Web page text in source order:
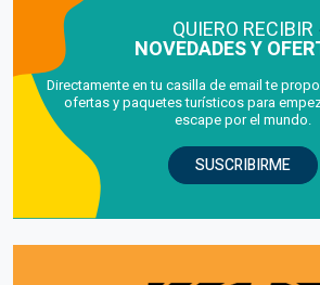
QUIERO RECIBIR
NOVEDADES Y
Directamente en tu casilla de email te
ofertas y paquetes turísticos para
escape por el mundo.
SUSCRIBIRME